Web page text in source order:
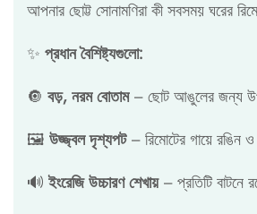
আপনার ছোট্ট সোনামণিরা কী সবসময় ঘরের
✨ প্রধান বৈশিষ্ট্যগুলো:
🔘 বড়, নরম বোতাম– ছোট আঙুলের জন্য
🖼️ উজ্জ্বল দৃশ্যপট– রিমোটের গায়ে রঙিন
🔊ইংরেজি উচ্চারণ শেখায়– প্রতিটি বাটনে